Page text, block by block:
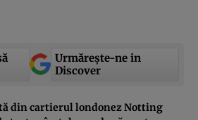
Urmărește-ne in
Discover
din cartierul londonez Notting